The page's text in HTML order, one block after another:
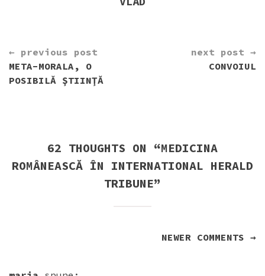
CONTINUE
READING
← previous post
META-MORALA, O
POSIBILĂ ŞTIINŢĂ
next post →
CONVOIUL
62 THOUGHTS ON “MEDICINA
ROMÂNEASCĂ ÎN INTERNATIONAL HERALD
TRIBUNE”
NEWER COMMENTS →